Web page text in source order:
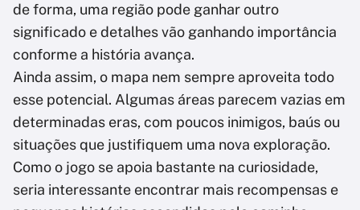
de forma, uma região pode ganhar outro
significado e detalhes vão ganhando importância
conforme a história avança.
Ainda assim, o mapa nem sempre aproveita todo
esse potencial. Algumas áreas parecem vazias em
determinadas eras, com poucos inimigos, baús ou
situações que justifiquem uma nova exploração.
Como o jogo se apoia bastante na curiosidade,
seria interessante encontrar mais recompensas e